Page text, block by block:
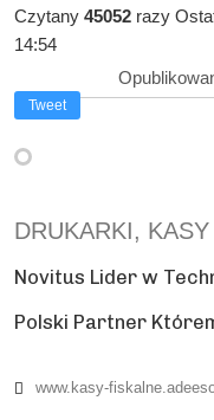
Czytany 45052 razy
14:54
Tweet
DRUKARKI,
Novitus Lider w
Polski Partner
www.kasy-